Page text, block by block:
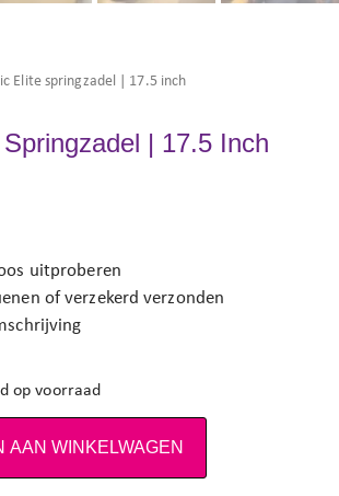
Elite springzadel | 17.5 inch
| 17.5 Inch
uitproberen
of verzekerd verzonden
op voorraad
AAN WINKELWAGEN